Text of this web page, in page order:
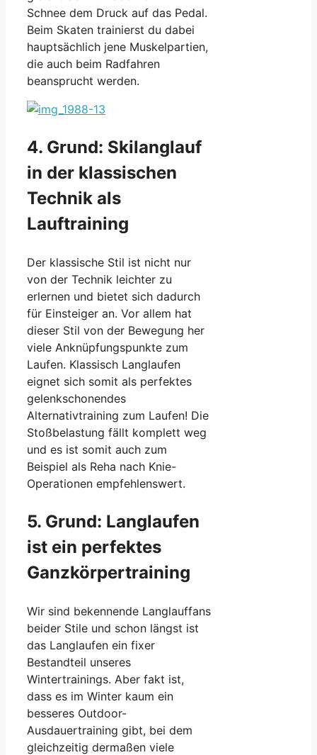
Schnee dem Druck auf das Pedal.
Beim Skaten trainierst du dabei
hauptsächlich jene Muskelpartien,
die auch beim Radfahren
beansprucht werden.
4. Grund: Skilanglauf
in der klassischen
Technik als
Lauftraining
Der klassische Stil ist nicht nur
von der Technik leichter zu
erlernen und bietet sich dadurch
für Einsteiger an. Vor allem hat
dieser Stil von der Bewegung her
viele Anknüpfungspunkte zum
Laufen. Klassisch Langlaufen
eignet sich somit als perfektes
gelenkschonendes
Alternativtraining zum Laufen! Die
Stoßbelastung fällt komplett weg
und es ist somit auch zum
Beispiel als Reha nach Knie-
Operationen empfehlenswert.
5. Grund: Langlaufen
ist ein perfektes
Ganzkörpertraining
Wir sind bekennende Langlauffans
beider Stile und schon längst ist
das Langlaufen ein fixer
Bestandteil unseres
Wintertrainings. Aber fakt ist,
dass es im Winter kaum ein
besseres Outdoor-
Ausdauertraining gibt, bei dem
gleichzeitig dermaßen viele